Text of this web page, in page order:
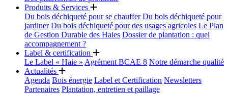
Produits & Services
Du bois déchiqueté pour se chauffer Du bois déchiqueté pour
jardiner Du bois déchiqueté pour des usages agricoles Le Plan
de Gestion Durable des Haies Dossier de plantation : quel
accompagnement ?
Label & certification
Le Label « Haie » Agrément BCAE 8 Notre démarche qualité
Actualités
Agenda Bois énergie Label et Certification Newsletters
Partenaires Plantation, entretien et paillage